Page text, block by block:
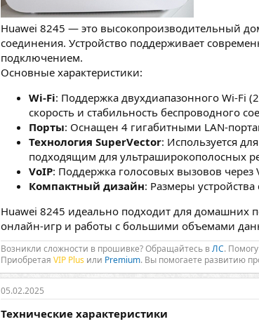
Huawei 8245 — это высокопроизводительный
соединения. Устройство поддерживает
подключением.
Основные характеристики:
Wi-Fi: Поддержка двухдиапазонного Wi-Fi
скорость и стабильность беспроводного
Порты: Оснащен 4 гигабитными LAN-
Технология SuperVector: Используется
подходящим для ультраширокополосных
VoIP: Поддержка голосовых вызовов через
Компактный дизайн: Размеры
Huawei 8245 идеально подходит для домашних
онлайн-игр и работы с большими объемами
Возникли сложности в прошивке? Обращайтесь вЛС.
Приобретая VIP Plus или Premium. Вы помогаете развитию
05.02.2025
Технические характеристики